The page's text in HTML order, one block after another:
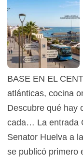
BASE EN EL
atlánticas, cocina
Descubre qué hay
cada… La entrada
Senator Huelva a
se publicó primero